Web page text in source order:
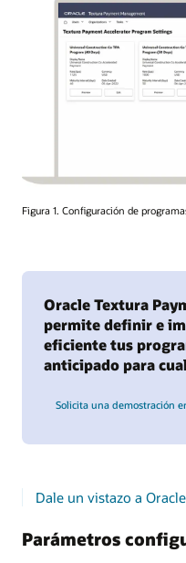
Figura 1. Configuración de
Oracle Textura
permite definir e
eficiente tus
anticipado para
Solicita una demostración
Dale un vistazo a
Parámetros